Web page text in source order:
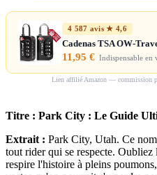
4 587 avis ★ 4,6
Cadenas TSA OW-
11,95 € Indispensable en
Lien affilié Amazon — commission
Titre : Park City : Le Guide
Extrait : Park City, Utah. Ce
tout rider qui se respecte. Oubliez
respire l'histoire à pleins